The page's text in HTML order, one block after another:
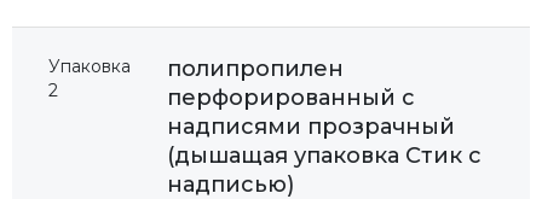
Упаковка
2
полипропилен
перфорированный с
надписями прозрачный
(дышащая упаковка Стик с
надписью)